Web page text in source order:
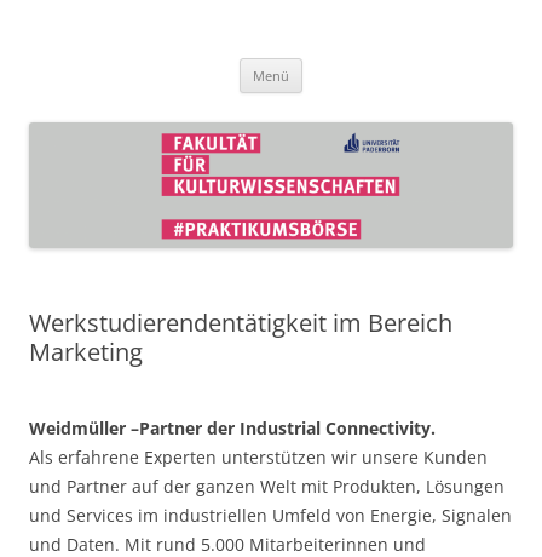
Kulturwissenschaften
Menü
Werkstudierendentätigkeit im Bereich
Marketing
Weidmüller –Partner der Industrial Connectivity.
Als erfahrene Experten unterstützen wir unsere Kunden
und Partner auf der ganzen Welt mit Produkten, Lösungen
und Services im industriellen Umfeld von Energie, Signalen
und Daten. Mit rund 5.000 Mitarbeiterinnen und